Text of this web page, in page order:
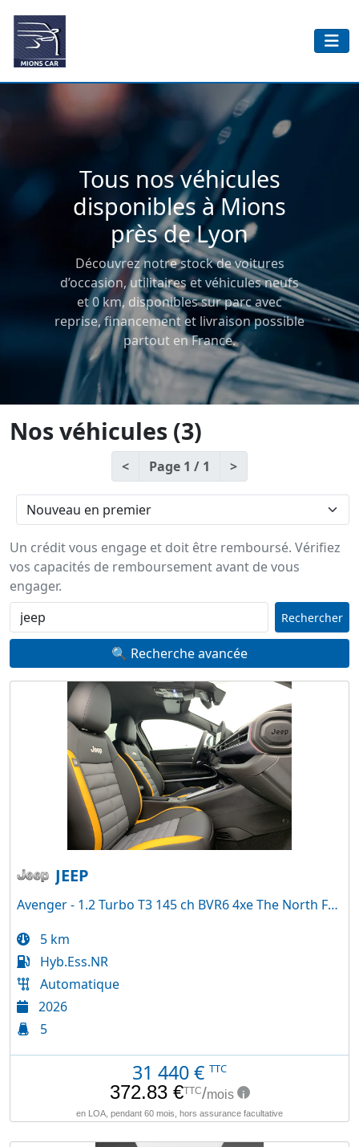
Tous nos véhicules
disponibles à Mions
près de Lyon
Découvrez notre stock de voitures
d’occasion, utilitaires et véhicules neufs
et 0 km, disponibles sur parc avec
reprise, financement et livraison possible
partout en France.
Nos véhicules (3)
< Page 1 / 1 >
Un crédit vous engage et doit être remboursé. Vérifiez
vos capacités de remboursement avant de vous
engager.
Rechercher
🔍 Recherche avancée
JEEP
Avenger - 1.2 Turbo T3 145 ch BVR6 4xe The North Face
5 km
Hyb.Ess.NR
Automatique
2026
5
31 440€ TTC